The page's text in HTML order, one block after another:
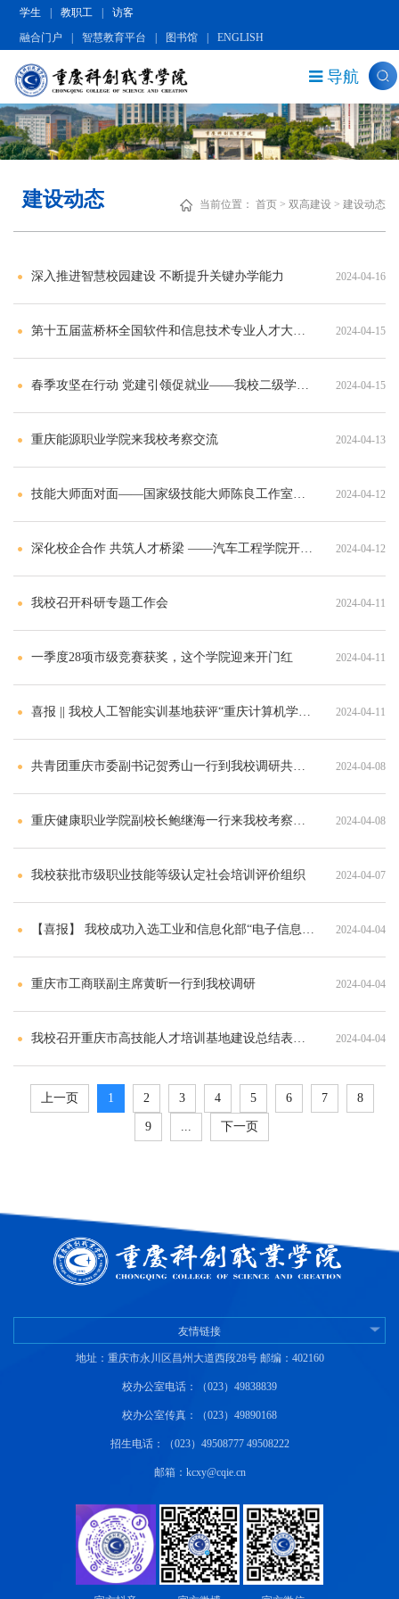
学生 教职工
访客
融合门户
智慧教育平台 图书馆 ENGLISH
导航
建设动态 当前位置： 首页 > 双高建设 > 建设动态
深入推进智慧校园建设 不断提升关键办学能力 2024-04-16
第十五届蓝桥杯全国软件和信息技术专业人才大赛省赛在我校成功举办 2024-04-15
春季攻坚在行动 党建引领促就业——我校二级学院持续推进访企拓岗专项行动 2024-04-15
重庆能源职业学院来我校考察交流 2024-04-13
技能大师面对面——国家级技能大师陈良工作室团队到校开展项目交流会 2024-04-12
深化校企合作 共筑人才桥梁 ——汽车工程学院开展访企拓岗专项行动 2024-04-12
我校召开科研专题工作会 2024-04-11
一季度28项市级竞赛获奖，这个学院迎来开门红 2024-04-11
喜报 || 我校人工智能实训基地获评“重庆计算机学会年度优秀实验室” 2024-04-11
共青团重庆市委副书记贺秀山一行到我校调研共青团工作 2024-04-08
重庆健康职业学院副校长鲍继海一行来我校考察交流 2024-04-08
我校获批市级职业技能等级认定社会培训评价组织 2024-04-07
【喜报】 我校成功入选工业和信息化部“电子信息产业重点领域人才培养专项行动计划”实施单位 2024-04-04
重庆市工商联副主席黄昕一行到我校调研 2024-04-04
我校召开重庆市高技能人才培训基地建设总结表彰会 2024-04-04
上一页 1 2 3 4 5 6 7 8
9 ... 下一页
友情链接
地址：重庆市永川区昌州大道西段28号 邮编：402160
校办公室电话：（023）49838839
校办公室传真：（023）49890168
招生电话：（023）49508777 49508222
邮箱：kcxy@cqie.cn